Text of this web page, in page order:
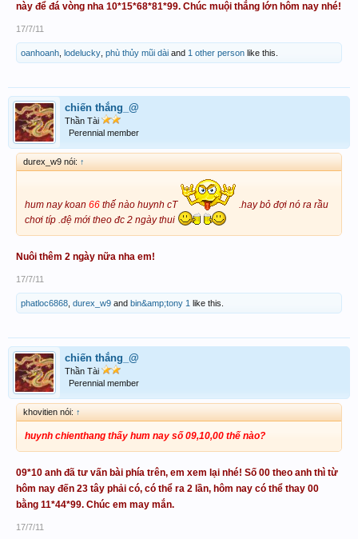
này để đá vòng nha 10*15*68*81*99. Chúc muội thắng lớn hôm nay nhé!
17/7/11
oanhoanh lodelucky phù thủy mũi dài and 1 other person like this.
chiến thắng_@
Thần Tài
Perennial member
durex_w9 nói: ↑
hum nay koan 66 thế nào huynh cT
.hay bỏ đợi nó ra rầu
chơi típ .đệ mới theo đc 2 ngày thui
Nuôi thêm 2 ngày nữa nha em!
17/7/11
phatloc6868 durex_w9 and bin&amp;tony 1 like this.
chiến thắng_@
Thần Tài
Perennial member
khovitien nói: ↑
huynh chienthang thấy hum nay số 09,10,00 thế nào?
09*10 anh đã tư vấn bài phía trên, em xem lại nhé! Số 00 theo anh thì từ
hôm nay đến 23 tây phải có, có thể ra 2 lần, hôm nay có thể thay 00
bằng 11*44*99. Chúc em may mắn.
17/7/11